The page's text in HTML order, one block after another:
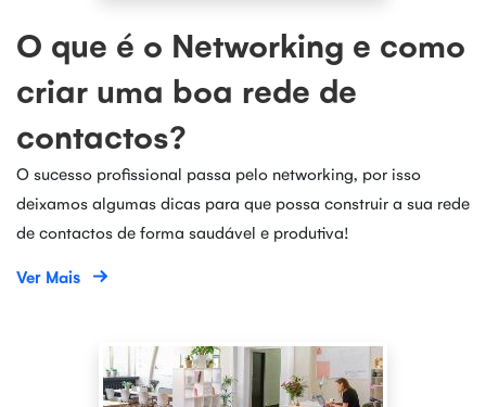
O que é o Networking e como
criar uma boa rede de
contactos?
O sucesso profissional passa pelo networking, por isso
deixamos algumas dicas para que possa construir a sua rede
de contactos de forma saudável e produtiva!
Ver Mais